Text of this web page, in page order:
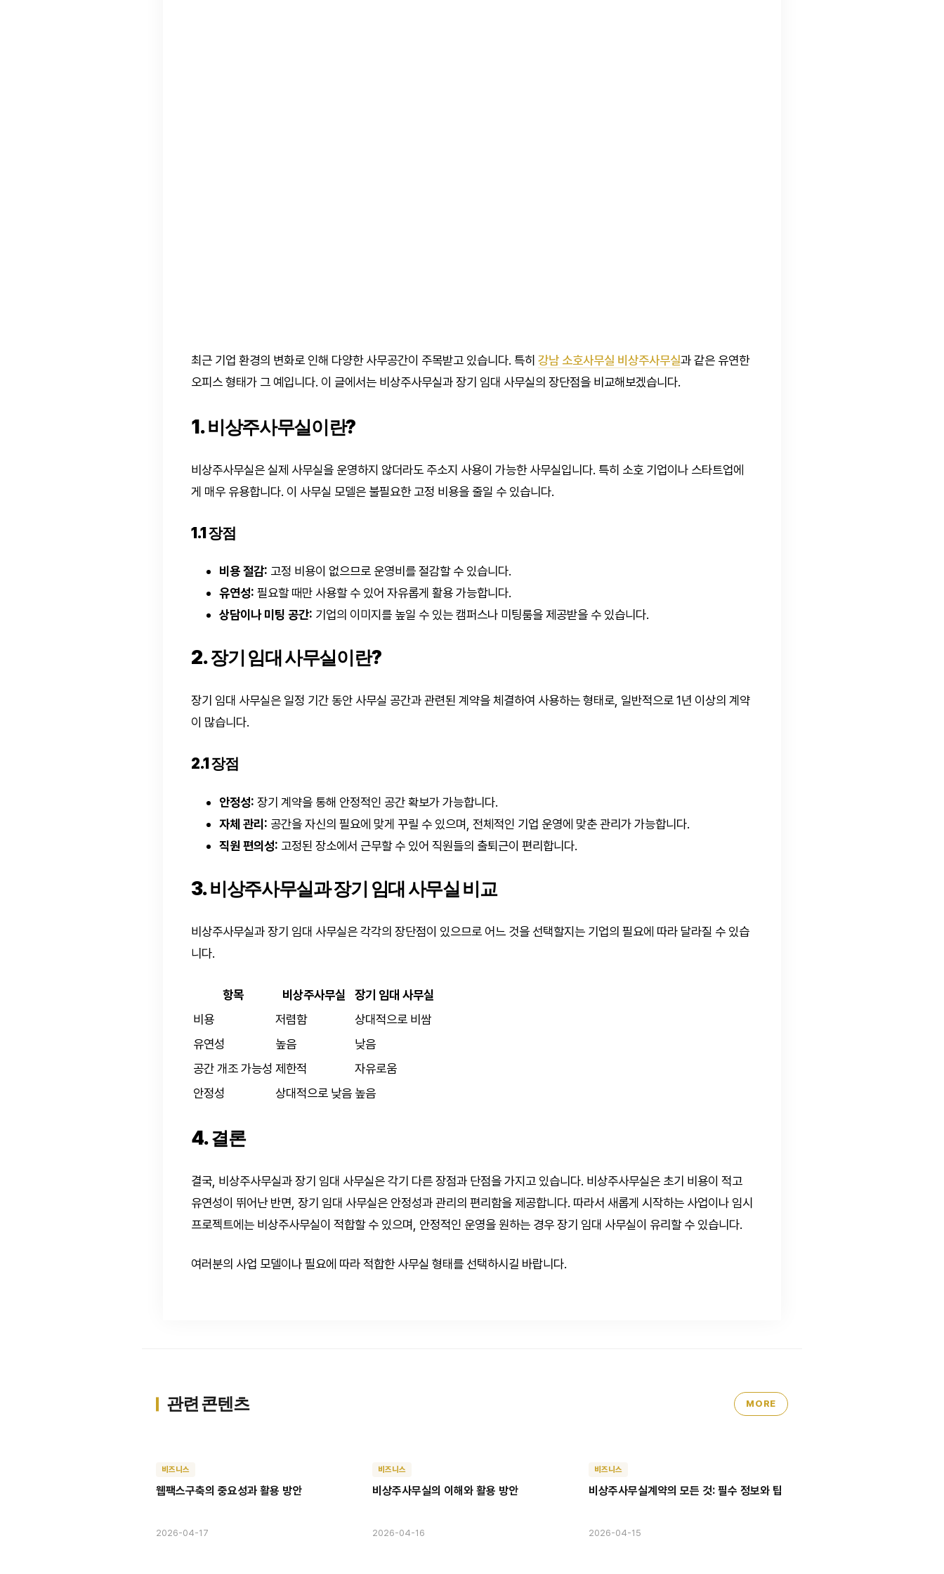
최근 기업 환경의 변화로 인해 다양한 사무공간이 주목받고 있습니다. 특히 강남 소호사무실 비상주사무실과 같은 유연한
오피스 형태가 그 예입니다. 이 글에서는 비상주사무실과 장기 임대 사무실의 장단점을 비교해보겠습니다.
1. 비상주사무실이란?
비상주사무실은 실제 사무실을 운영하지 않더라도 주소지 사용이 가능한 사무실입니다. 특히 소호 기업이나 스타트업에
게 매우 유용합니다. 이 사무실 모델은 불필요한 고정 비용을 줄일 수 있습니다.
1.1 장점
비용 절감: 고정 비용이 없으므로 운영비를 절감할 수 있습니다.
유연성: 필요할 때만 사용할 수 있어 자유롭게 활용 가능합니다.
상담이나 미팅 공간: 기업의 이미지를 높일 수 있는 캠퍼스나 미팅룸을 제공받을 수 있습니다.
2. 장기 임대 사무실이란?
장기 임대 사무실은 일정 기간 동안 사무실 공간과 관련된 계약을 체결하여 사용하는 형태로, 일반적으로 1년 이상의 계약
이 많습니다.
2.1 장점
안정성: 장기 계약을 통해 안정적인 공간 확보가 가능합니다.
자체 관리: 공간을 자신의 필요에 맞게 꾸릴 수 있으며, 전체적인 기업 운영에 맞춘 관리가 가능합니다.
직원 편의성: 고정된 장소에서 근무할 수 있어 직원들의 출퇴근이 편리합니다.
3. 비상주사무실과 장기 임대 사무실 비교
비상주사무실과 장기 임대 사무실은 각각의 장단점이 있으므로 어느 것을 선택할지는 기업의 필요에 따라 달라질 수 있습
니다.
항목 비상주사무실
장기 임대 사무실
비용
저렴함
상대적으로 비쌈
유연성
높음
낮음
공간 개조 가능성 제한적
자유로움
안정성
상대적으로 낮음 높음
4. 결론
결국, 비상주사무실과 장기 임대 사무실은 각기 다른 장점과 단점을 가지고 있습니다. 비상주사무실은 초기 비용이 적고
유연성이 뛰어난 반면, 장기 임대 사무실은 안정성과 관리의 편리함을 제공합니다. 따라서 새롭게 시작하는 사업이나 임시
프로젝트에는 비상주사무실이 적합할 수 있으며, 안정적인 운영을 원하는 경우 장기 임대 사무실이 유리할 수 있습니다.
여러분의 사업 모델이나 필요에 따라 적합한 사무실 형태를 선택하시길 바랍니다.
관련 콘텐츠 MORE
비즈니스
웹팩스구축의 중요성과 활용 방안
2026-04-17
비즈니스
비상주사무실의 이해와 활용 방안
2026-04-16
비즈니스
비상주사무실계약의 모든 것: 필수 정보와 팁
2026-04-15